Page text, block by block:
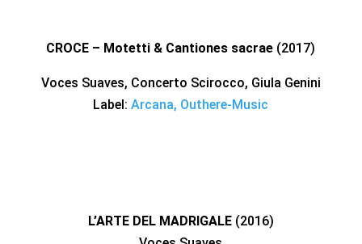
CROCE – Motetti & Cantiones sacrae (2017)
Voces Suaves, Concerto Scirocco, Giula Genini
Label:Arcana, Outhere-Music
L’ARTE DEL MADRIGALE(2016)